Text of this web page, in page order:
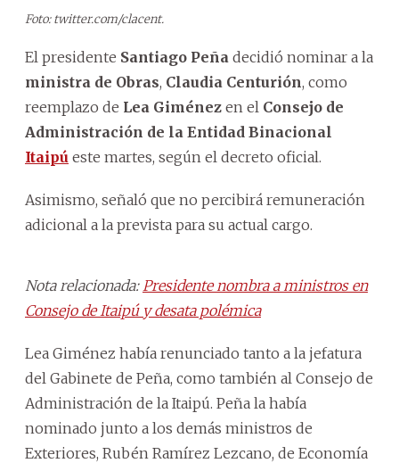
Foto: twitter.com/clacent.
El presidente Santiago Peña decidió nominar a la
ministra de Obras, Claudia Centurión, como
reemplazo de Lea Giménez en el Consejo de
Administración de la Entidad Binacional
Itaipú este martes, según el decreto oficial.
Asimismo, señaló que no percibirá remuneración
adicional a la prevista para su actual cargo.
Nota relacionada: Presidente nombra a ministros en
Consejo de Itaipú y desata polémica
Lea Giménez había renunciado tanto a la jefatura
del Gabinete de Peña, como también al Consejo de
Administración de la Itaipú. Peña la había
nominado junto a los demás ministros de
Exteriores, Rubén Ramírez Lezcano, de Economía